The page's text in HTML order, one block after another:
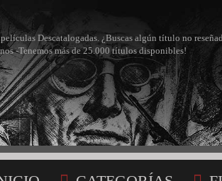
Descatalogadas. ¿Buscas algún título no
-Tenemos más de 25.000 títulos disponibles!